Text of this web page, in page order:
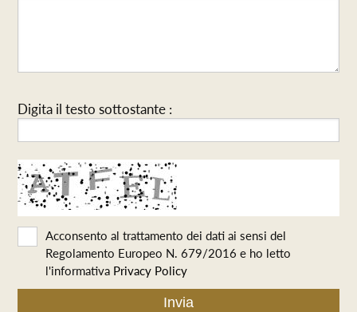
Digita il testo sottostante :
Acconsento al trattamento dei dati ai sensi del
Regolamento Europeo N. 679/2016 e ho letto
l'informativa Privacy Policy